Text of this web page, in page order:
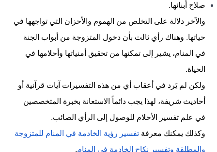
صلاح أبنائها.
والآخر دلالة على التخلص من الهموم والأحزان التي تواجهها في
حياتها. وهناك رأي ثالث بأن دخول المتزوجة من أبواب الجنة
في المنام، يشير إلى تمكنها من تحقيق أمنياتها وأحلامها في
الحياة.
ولكن لم يَرد في أعقاب أي من هذه التفسيرات آيات قرآنية أو
أحاديث شريفة، لهذا يجب دائماً الاستعانة بخبرة المتخصصين
في علم تفسير الأحلام للوصول إلى الرأي الصائب.
وكذلك يمكنك معرفة تفسير رؤية الخادمة في المنام للمتزوجة
والمطلقة وتفسير نكاح الخادمة في المنام.